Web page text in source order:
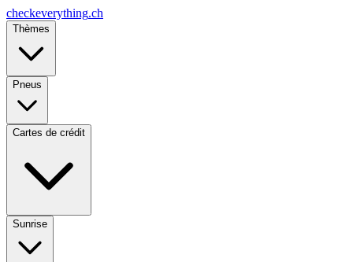
checkeverything.ch
Thèmes
Pneus
Cartes de crédit
Sunrise